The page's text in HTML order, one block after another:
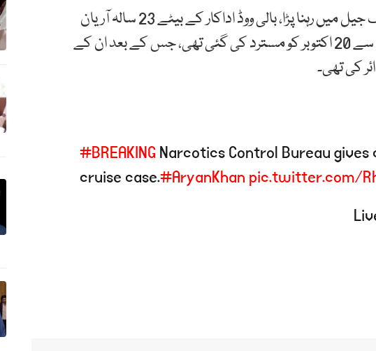
مقدمے کے دوران شاہ رخ خان کے بیٹے کو تین ہفتے تک جیل میں رہنا پڑا، بالی ووڈ اداکار کے بیٹے 23 سالہ آریان
خان کی درخواست ضمانت خصوصی عدالت کی جانب سے 20 اکتوبر کو مسترد کی گئی تھی، جس کے بعد ان کے
کی تھی۔
#BREAKINGNarcotics Control Bureau
cruise case.#AryanKhan pic.twitter.com/